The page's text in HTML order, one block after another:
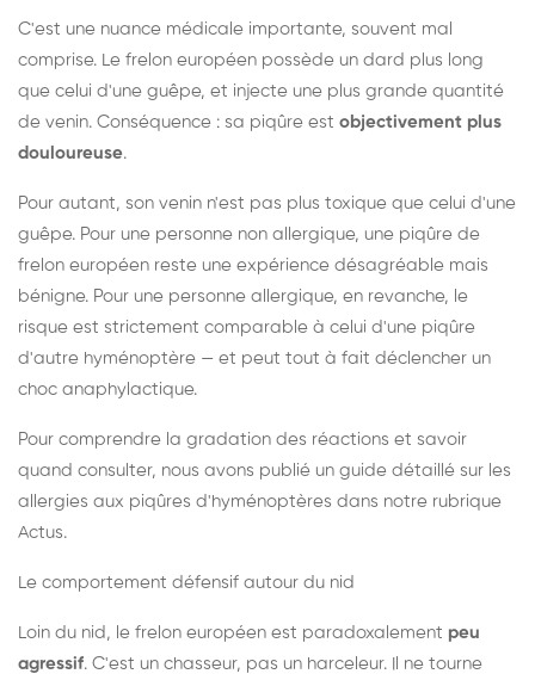
C'est une nuance médicale importante, souvent mal
comprise. Le frelon européen possède un dard plus long
que celui d'une guêpe, et injecte une plus grande quantité
de venin. Conséquence : sa piqûre est objectivement plus
douloureuse.
Pour autant, son venin n'est pas plus toxique que celui d'une
guêpe. Pour une personne non allergique, une piqûre de
frelon européen reste une expérience désagréable mais
bénigne. Pour une personne allergique, en revanche, le
risque est strictement comparable à celui d'une piqûre
d'autre hyménoptère — et peut tout à fait déclencher un
choc anaphylactique.
Pour comprendre la gradation des réactions et savoir
quand consulter, nous avons publié un guide détaillé sur les
allergies aux piqûres d'hyménoptères dans notre rubrique
Actus.
Le comportement défensif autour du nid
Loin du nid, le frelon européen est paradoxalement peu
agressif. C'est un chasseur, pas un harceleur. Il ne tourne